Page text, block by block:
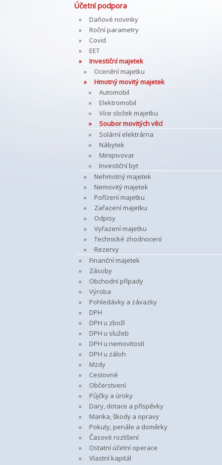
Účetní podpora
Daňové novinky
Roční parametry
Covid
EET
Investiční majetek
Ocenění majetku
Hmotný movitý majetek
Automobil
Elektromobil
Více složek majetku
Soubor movitých věcí
Solární elektrárna
Nábytek
Minipivovar
Investiční byt
Nehmotný majetek
Nemovitý majetek
Pořízení majetku
Zařazení majetku
Odpisy
Vyřazení majetku
Technické zhodnocení
Rezervy
Finanční majetek
Zásoby
Obchodní případy
Výroba
Pohledávky a závazky
DPH
DPH u zboží
DPH u služeb
DPH u nemovitostí
DPH u záloh
Mzdy
Cestovné
Občerstvení
Půjčky a úroky
Dary, dotace a příspěvky
Manka, škody a opravy
Pokuty, penále a doměrky
Časové rozlišení
Ostatní účetní operace
Vlastní kapitál